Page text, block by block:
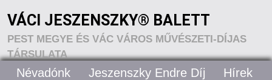
VÁCI JESZENSZKY® BALETT
PEST MEGYE ÉS VÁC VÁROS MŰVÉSZETI-DÍJAS
TÁRSULATA
Névadónk Jeszenszky Endre Díj
Hírek